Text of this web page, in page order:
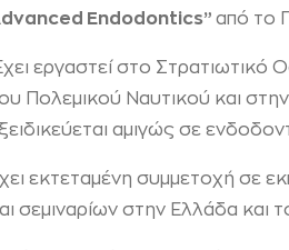
Endodontics” από το
εργαστεί στο
Πολεμικού Ναυτικού και
αμιγώς σε
εκτεταμένη συμμετοχή σε
σεμιναρίων στην Ελλάδα και